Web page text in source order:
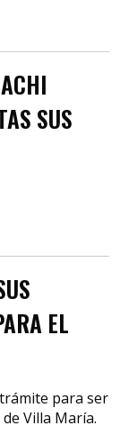
SUS
EL
para ser
Villa María.